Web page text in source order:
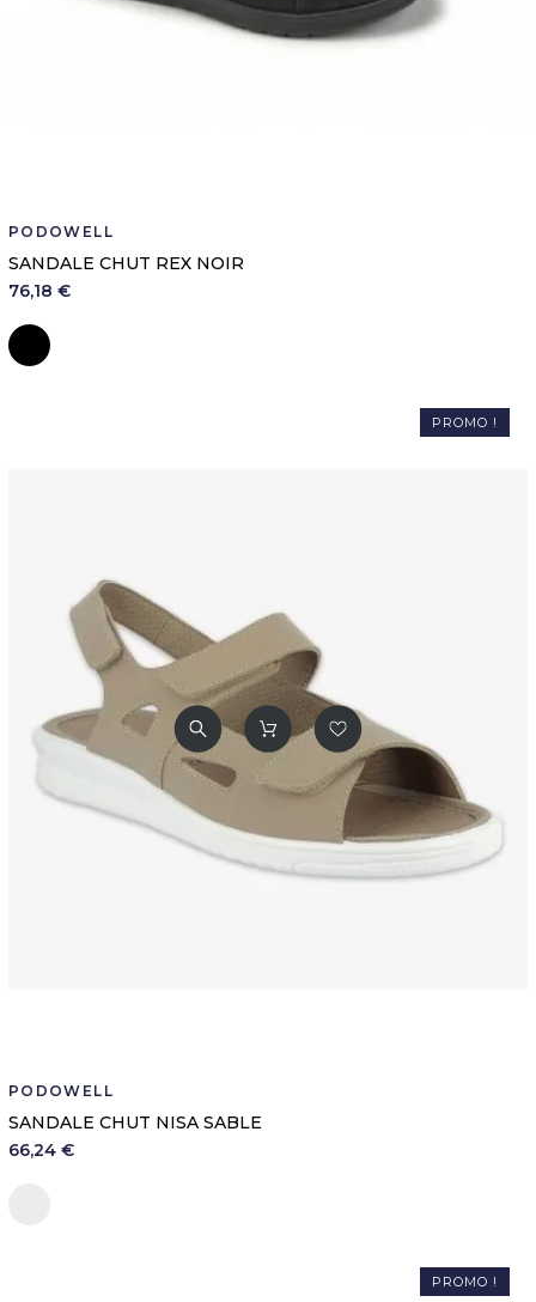
PODOWELL
SANDALE CHUT REX NOIR
76,18 €
Noir
PODOWELL
SANDALE CHUT NISA SABLE
66,24 €
PROMO !
PROMO !